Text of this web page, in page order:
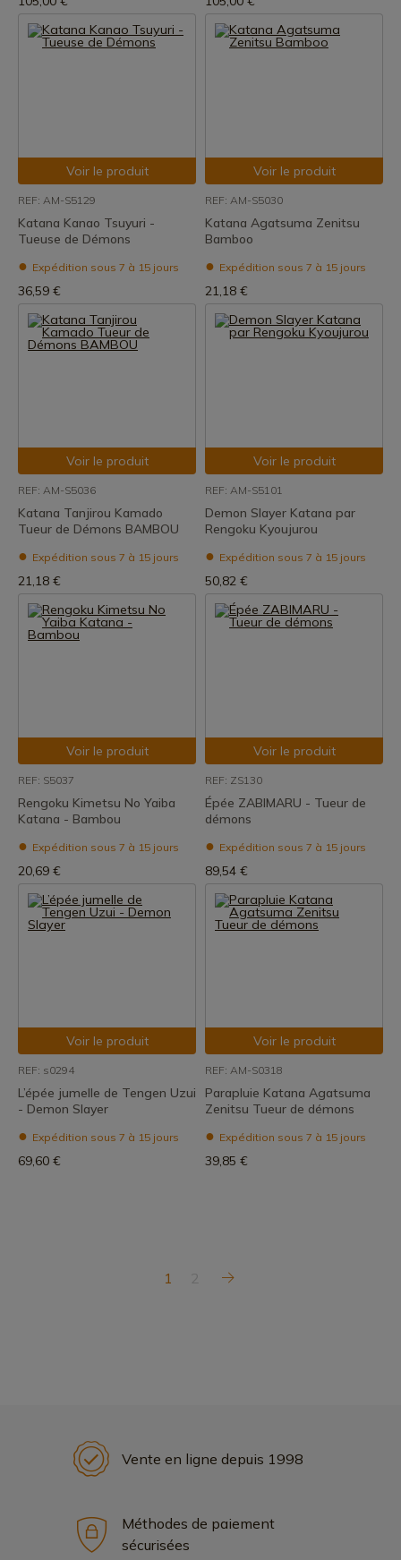
Voir le produit
REF: AM-S5129
Katana Kanao Tsuyuri -
Tueuse de Démons
Expédition sous 7 à 15 jours
36,59 €
Voir le produit
REF: AM-S5030
Katana Agatsuma Zenitsu
Bamboo
Expédition sous 7 à 15 jours
21,18 €
Voir le produit
REF: AM-S5036
Katana Tanjirou Kamado
Tueur de Démons BAMBOU
Expédition sous 7 à 15 jours
21,18 €
Voir le produit
REF: AM-S5101
Demon Slayer Katana par
Rengoku Kyoujurou
Expédition sous 7 à 15 jours
50,82 €
Voir le produit
REF: S5037
Rengoku Kimetsu No Yaiba
Katana - Bambou
Expédition sous 7 à 15 jours
20,69 €
Voir le produit
REF: ZS130
Épée ZABIMARU - Tueur de
démons
Expédition sous 7 à 15 jours
89,54 €
Voir le produit
REF: s0294
L’épée jumelle de Tengen Uzui
- Demon Slayer
Expédition sous 7 à 15 jours
69,60 €
Voir le produit
REF: AM-S0318
Parapluie Katana Agatsuma
Zenitsu Tueur de démons
Expédition sous 7 à 15 jours
39,85 €
1 2
Vente en ligne depuis 1998
Méthodes de paiement
sécurisées